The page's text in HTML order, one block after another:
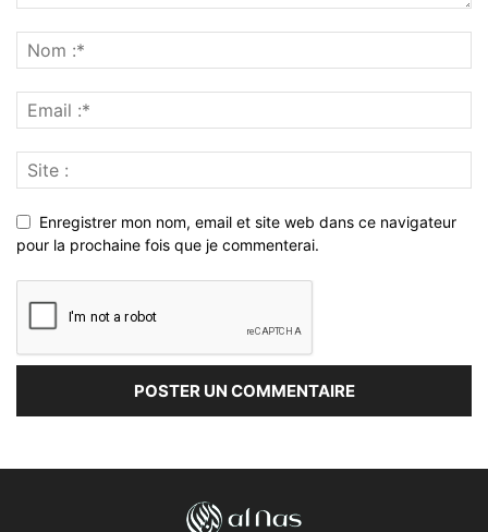
Enregistrer mon nom, email et site web dans ce navigateur
pour la prochaine fois que je commenterai.